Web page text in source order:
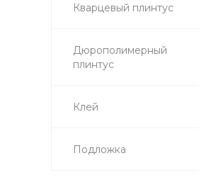
Кварцевый плинтус
Дюрополимерный
плинтус
Клей
Подложка